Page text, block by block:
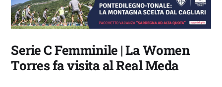
Serie C Femminile | La Women
Torres fa visita al Real Meda